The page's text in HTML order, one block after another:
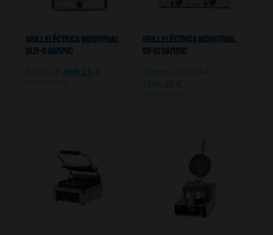
Grill Eléctrica Industrial
GLM-6 Sammic
488,25 €
Grill Eléctrica Industrial
GV-10 Sammic
Desde
1.145,25 €